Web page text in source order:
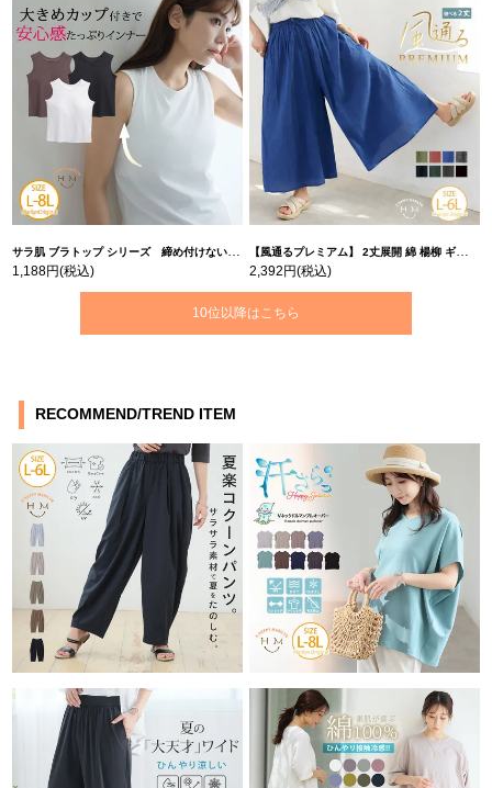
サラ肌 ブラトップ シリーズ 締め付けない リブ タンクトップ | 大きいサイズの通販ならハッピーマリリン
1,188円(税込)
【風通るプレミアム】 2丈展開 綿 楊柳 ギャザー フレア スカンツ 【ウェストゴム】 | 大きいサイズの通販ならハッピーマリリン
2,392円(税込)
10位以降はこちら
RECOMMEND/TREND ITEM